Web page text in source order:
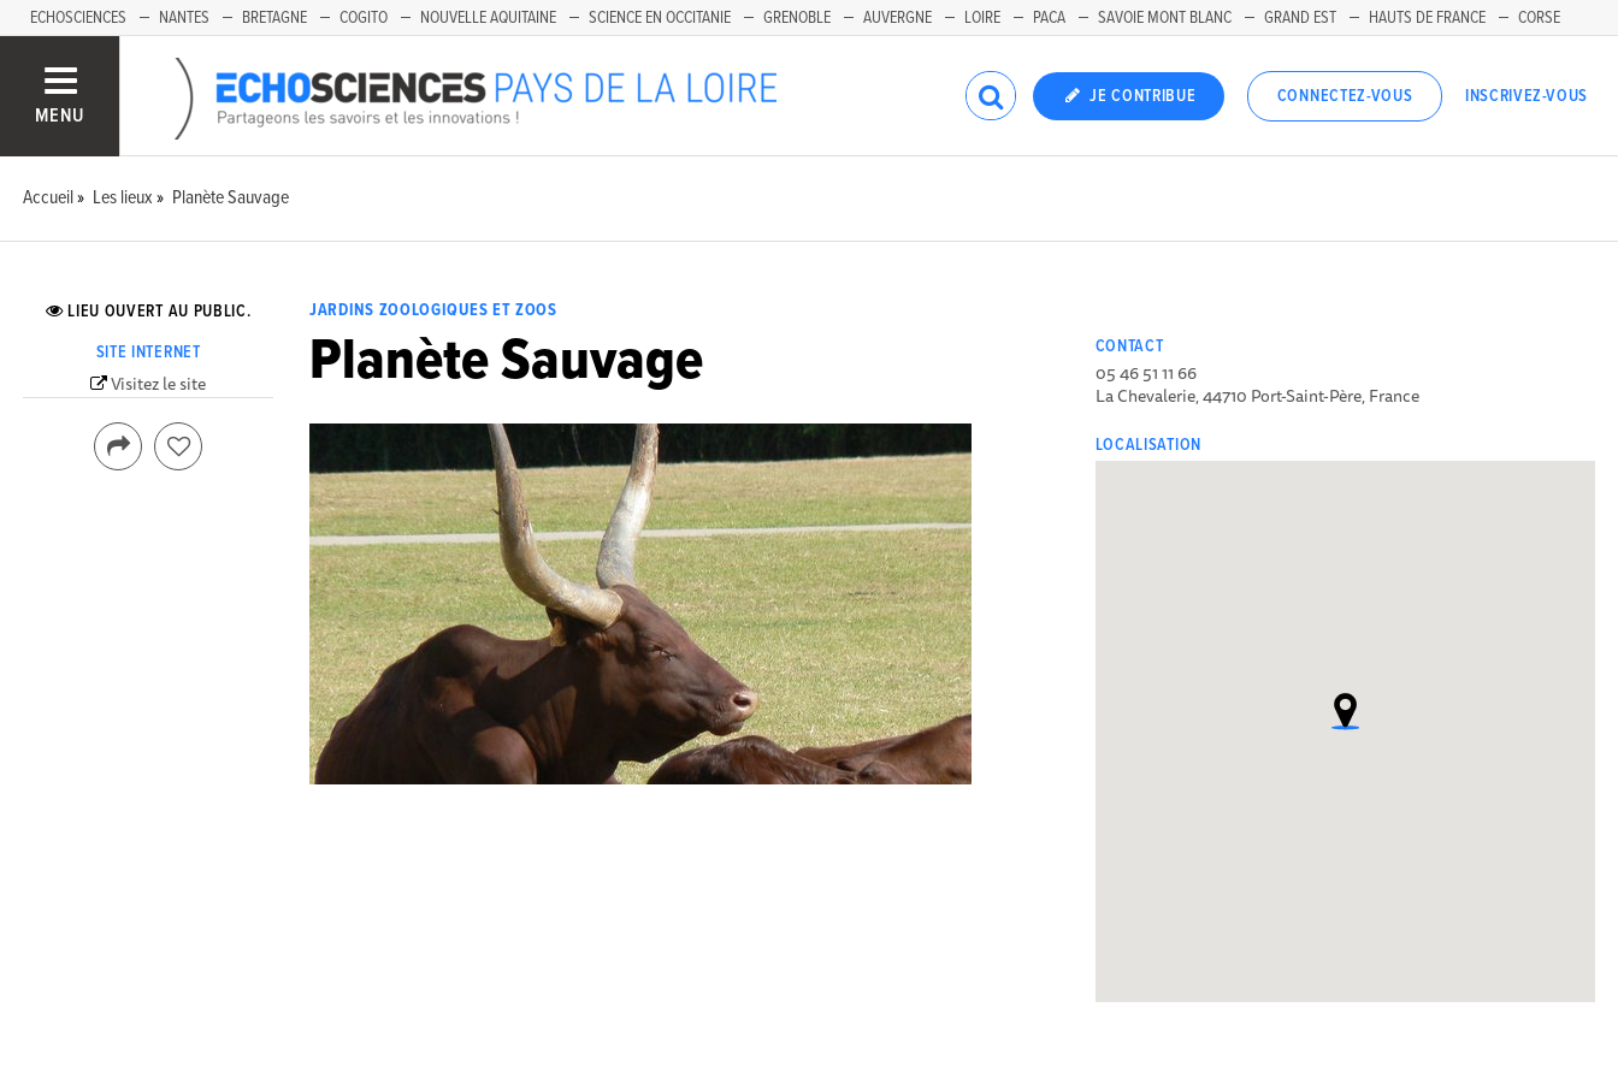
ECHOSCIENCES NANTES BRETAGNE COGITO NOUVELLE AQUITAINE SCIENCE EN OCCITANIE GRENOBLE AUVERGNE LOIRE PACA SAVOIE MONT BLANC GRAND EST HAUTS DE FRANCE CORSE
MENU
JE CONTRIBUE CONNECTEZ-VOUS INSCRIVEZ-VOUS
Accueil Les lieux Planète Sauvage
JARDINS ZOOLOGIQUES ET ZOOS
Planète Sauvage CONTACT
05 46 51 11 66
La Chevalerie, 44710 Port-Saint-Père, France
LOCALISATION
LIEU OUVERT AU PUBLIC.
SITE INTERNET
Visitez le site